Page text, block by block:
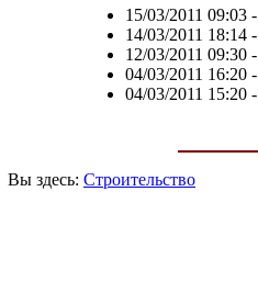
15/03/2011 09:03-
14/03/2011 18:14-
12/03/2011 09:30-
04/03/2011 16:20-
04/03/2011 15:20-
Вы здесь: Строительство